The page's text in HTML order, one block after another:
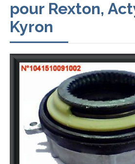
pour Rexton,
Kyron